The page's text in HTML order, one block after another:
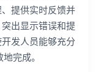
提供实时反馈并
出显示错误和提
发人员能够充分
完成。